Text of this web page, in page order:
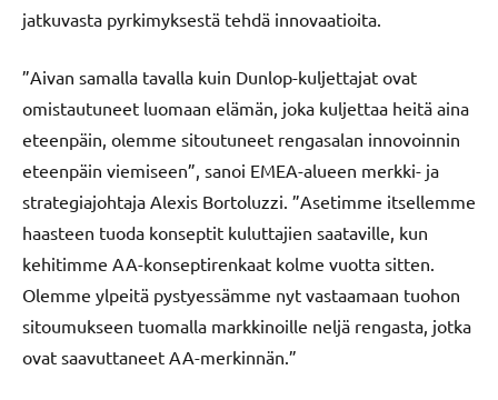
jatkuvasta pyrkimyksestä tehdä innovaatioita.
”Aivan samalla tavalla kuin Dunlop-kuljettajat ovat
omistautuneet luomaan elämän, joka kuljettaa heitä aina
eteenpäin, olemme sitoutuneet rengasalan innovoinnin
eteenpäin viemiseen”, sanoi EMEA-alueen merkki- ja
strategiajohtaja Alexis Bortoluzzi. ”Asetimme itsellemme
haasteen tuoda konseptit kuluttajien saataville, kun
kehitimme AA-konseptirenkaat kolme vuotta sitten.
Olemme ylpeitä pystyessämme nyt vastaamaan tuohon
sitoumukseen tuomalla markkinoille neljä rengasta, jotka
ovat saavuttaneet AA-merkinnän.”